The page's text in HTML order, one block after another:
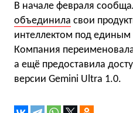
В начале февраля
объединила свои
интеллектом под
Компания
а ещё предоставила
версии Gemini Ultra 1.0.